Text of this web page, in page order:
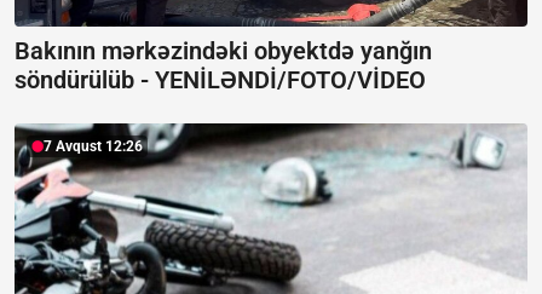
Bakının mərkəzindəki obyektdə yanğın
söndürülüb - YENİLƏNDİ/FOTO/VİDEO
7 Avqust 12:26